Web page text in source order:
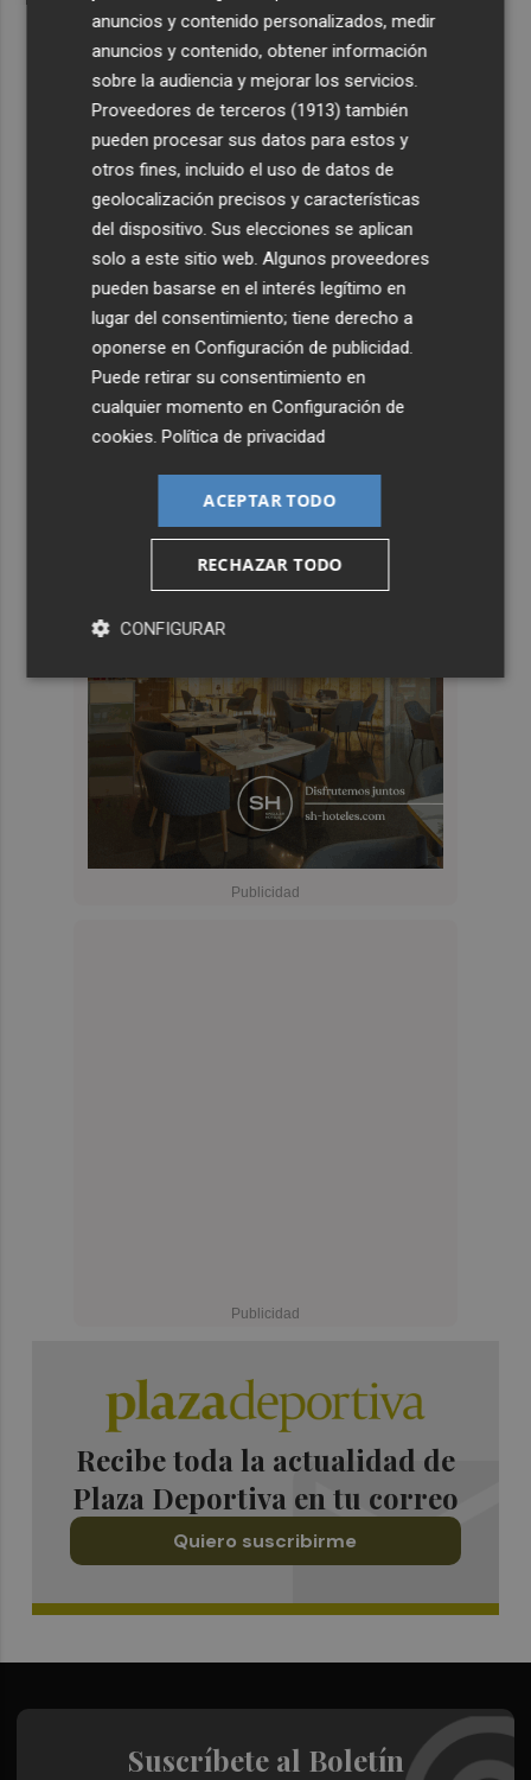
Recibe toda la actualidad de
Plaza Deportiva en tu correo
Quiero suscribirme
Suscríbete al Boletín
anuncios y contenido personalizados, medir
anuncios y contenido, obtener información
sobre la audiencia y mejorar los servicios.
Proveedores de terceros (1913) también
pueden procesar sus datos para estos y
otros fines, incluido el uso de datos de
geolocalización precisos y características
del dispositivo. Sus elecciones se aplican
solo a este sitio web. Algunos proveedores
pueden basarse en el interés legítimo en
lugar del consentimiento; tiene derecho a
oponerse enConfiguración de publicidad.
Puede retirar su consentimiento en
cualquier momento enConfiguración de
cookies.Política de privacidad
ACEPTAR TODO
RECHAZAR TODO
CONFIGURAR